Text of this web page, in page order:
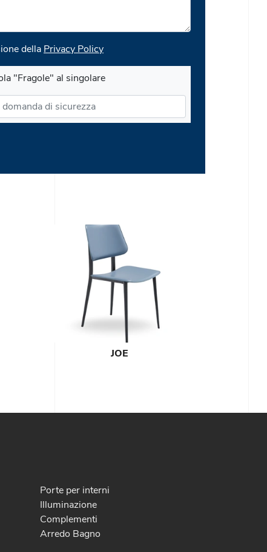
della Privacy Policy
"Fragole" al singolare
JOE
Porte per interni
Illuminazione
Complementi
Arredo Bagno